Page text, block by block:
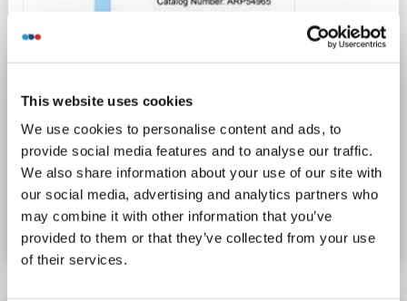
This website uses cookies
We use cookies to personalise content and ads, to
provide social media features and to analyse our traffic.
We also share information about your use of our site with
our social media, advertising and analytics partners who
may combine it with other information that you’ve
provided to them or that they’ve collected from your use
of their services.
Produktnummer ABIN6749931
Datenblatt Details